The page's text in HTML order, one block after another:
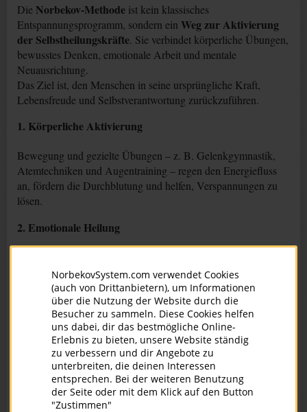
NorbekovSystem.com verwendet Cookies
(auch von Drittanbietern), um Informationen
über die Nutzung der Website durch die
Besucher zu sammeln. Diese Cookies helfen
uns dabei, dir das bestmögliche Online-
Erlebnis zu bieten, unsere Website ständig
zu verbessern und dir Angebote zu
unterbreiten, die deinen Interessen
entsprechen. Bei der weiteren Benutzung
der Seite oder mit dem Klick auf den Button
"Zustimmen"
Die Norbekov-Methode ist kein klassisches
Entspannungsprogramm, sondern ein Weg zur Aktivierung
der Selbstheilungskräfte . Sie verbindet körperliche Übungen,
bewusstes Denken, emotionale Arbeit und mentale
Neuausrichtung.
Das Ziel ist, den Menschen in seine ursprüngliche Kraft,
Lebensfreude und Selbstverantwortung zurückzuführen.
1. Körperliche Aktivierung
Bewegung und gezielte Übungen – z. B. Gelenkgymnastik,
Atemtechniken und Augentraining – regen den Energiefluss
an, fördern die Durchblutung und helfen, Verspannungen zu
lösen.
2. Emotionale Heilung
Gefühle gearbeitet haben. Die Methode hilft, Blockaden zu
erkennen und aufzulösen – mit Humor, Leichtigkeit und neuen
Perspektiven.
3. Mentale Neuausrichtung
Ein zentraler Bestandteil der Norbekov-Methode ist das
Training einerpositiven inneren Haltung: Lächeln,
Aufrichtung, gute Laune – all das wirkt direkt auf das
Nervensystem und beeinflusst biochemische Prozesse im